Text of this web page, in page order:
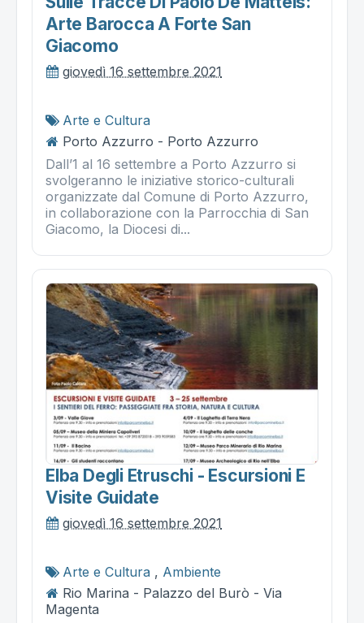
Arte Barocca A Forte San
Giacomo
giovedì 16 settembre 2021
Arte e Cultura
Porto Azzurro - Porto Azzurro
Dall’1 al 16 settembre a Porto Azzurro si
svolgeranno le iniziative storico-culturali
organizzate dal Comune di Porto Azzurro,
in collaborazione con la Parrocchia di San
Giacomo, la Diocesi di...
Elba Degli Etruschi - Escursioni E
Visite Guidate
giovedì 16 settembre 2021
Arte e Cultura , Ambiente
Rio Marina - Palazzo del Burò - Via
Magenta